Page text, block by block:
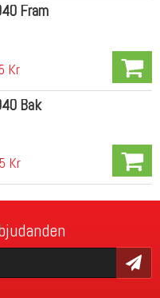
Fram
Kr
Bak
Kr
Skicka